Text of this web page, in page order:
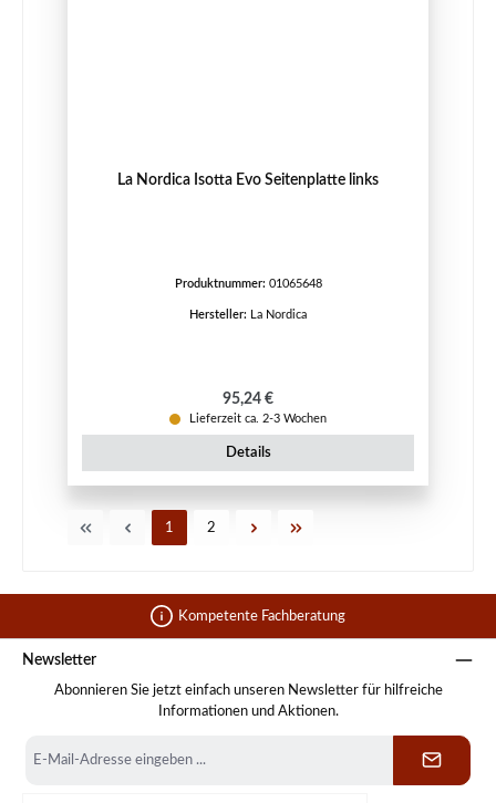
La Nordica Isotta Evo Seitenplatte links
Produktnummer: 01065648
Hersteller: La Nordica
Regulärer Preis:
95,24 €
Lieferzeit ca. 2-3 Wochen
Details
Seite
1 Seite
2
Kompetente Fachberatung
Newsletter
Abonnieren Sie jetzt einfach unseren Newsletter für hilfreiche
Informationen und Aktionen.
Mail-